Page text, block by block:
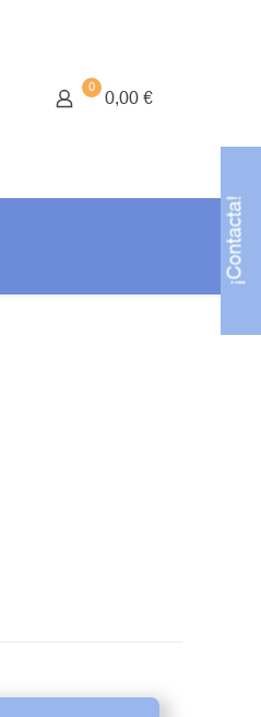
0 0,00 €
¡Contacta!